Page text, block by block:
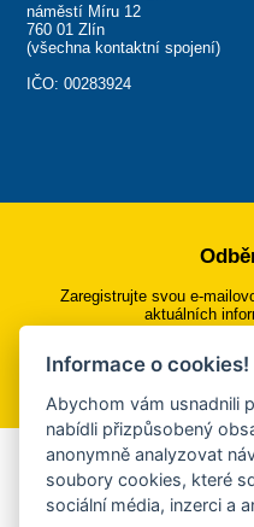
náměstí Míru 12
760 01 Zlín
(všechna kontaktní spojení)
IČO: 00283924
Zaregistrujte svou e-
aktuálních
Přihlásit
Aplikace
Chcete dostávat do
Informace o cookies!
Abychom vám usnadnili
nabídli přizpůsobený
anonymně analyzovat
soubory cookies, které
sociální média, inzerci a